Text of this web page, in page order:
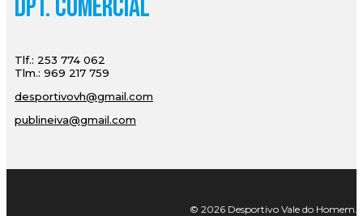
Dpt. Comercial
Tlf.: 253 774 062
Tlm.: 969 217 759
desportivovh@gmail.com
publineiva@gmail.com
© 2026 Desportivo Vale do Homem.